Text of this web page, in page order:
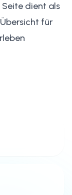
Seite dient als
für